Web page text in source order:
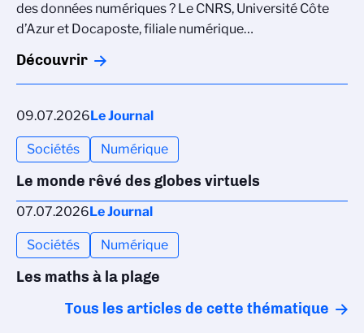
des données numériques ? Le CNRS, Université Côte
d’Azur et Docaposte, filiale numérique…
Découvrir
09.07.2026Le Journal
Sociétés Numérique
Le monde rêvé des globes virtuels
07.07.2026Le Journal
Sociétés Numérique
Les maths à la plage
Tous les articles de cette thématique